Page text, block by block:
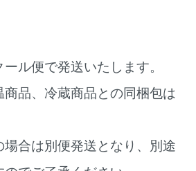
ル便で発送いたします。
品、冷蔵商品との同梱包は
合は別便発送となり、別途